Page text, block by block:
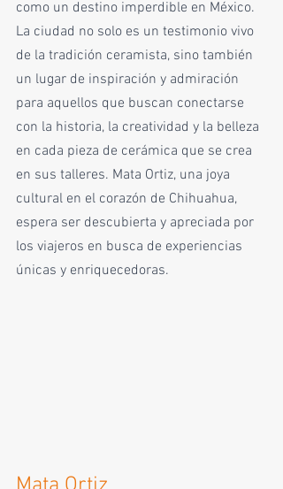
como un destino imperdible en México.
La ciudad no solo es un testimonio vivo
de la tradición ceramista, sino también
un lugar de inspiración y admiración
para aquellos que buscan conectarse
con la historia, la creatividad y la belleza
en cada pieza de cerámica que se crea
en sus talleres. Mata Ortiz, una joya
cultural en el corazón de Chihuahua,
espera ser descubierta y apreciada por
los viajeros en busca de experiencias
únicas y enriquecedoras.